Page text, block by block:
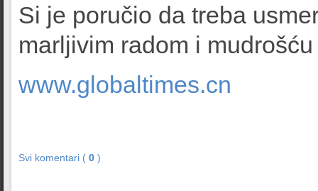
Si je poručio da treba
marljivim radom i
www.globaltimes.cn
Svi komentari ( 0 )